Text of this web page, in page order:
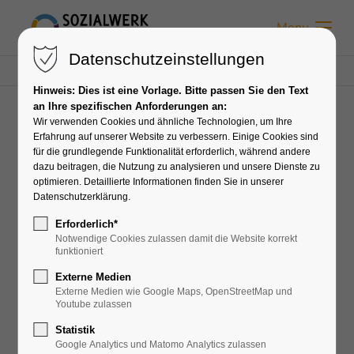
Menu
Sozialwerk Moormerland Jobs
Für unsere Tagesgruppe, die Moormerland
Helden, suchen wir zu sofort:
Erzieher,
Heilerziehungspfleger
(m/w/d)
Die Arbeitszeit beläuft sich auf 20 Stunden
Datenschutzeinstellungen
Hinweis: Dies ist eine Vorlage. Bitte passen Sie den Text
an Ihre spezifischen Anforderungen an:
Wir verwenden Cookies und ähnliche Technologien, um Ihre
Erfahrung auf unserer Website zu verbessern. Einige Cookies sind
für die grundlegende Funktionalität erforderlich, während andere
dazu beitragen, die Nutzung zu analysieren und unsere Dienste zu
optimieren. Detaillierte Informationen finden Sie in unserer
Datenschutzerklärung.
Erforderlich*
Notwendige Cookies zulassen damit die Website korrekt
funktioniert
Externe Medien
Externe Medien wie Google Maps, OpenStreetMap und
Youtube zulassen
Statistik
Google Analytics und Matomo Analytics zulassen